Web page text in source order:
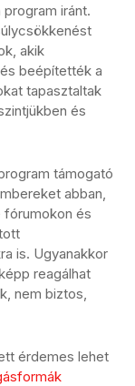
iránt.
akik
beépítették a
tapasztaltak
és
támogató
abban,
fórumokon és
is. Ugyanakkor
reagálhat
nem biztos,
érdemes lehet